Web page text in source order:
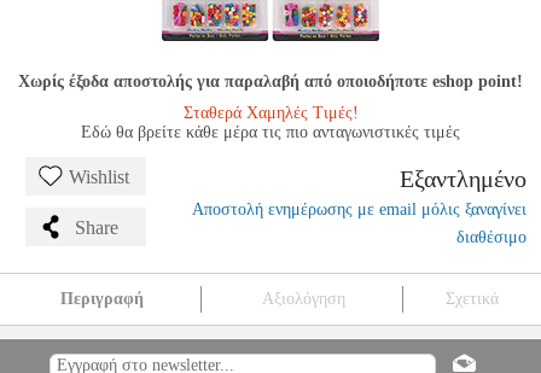
Χωρίς έξοδα αποστολής για παραλαβή από οποιοδήποτε eshop point!
Σταθερά Χαμηλές Τιμές!
Εδώ θα βρείτε κάθε μέρα τις πιο ανταγωνιστικές τιμές
Wishlist
Share
Εξαντλημένο
Αποστολή ενημέρωσης με email μόλις ξαναγίνει
διαθέσιμο
Περιγραφή Αξιολόγηση Σχετικά